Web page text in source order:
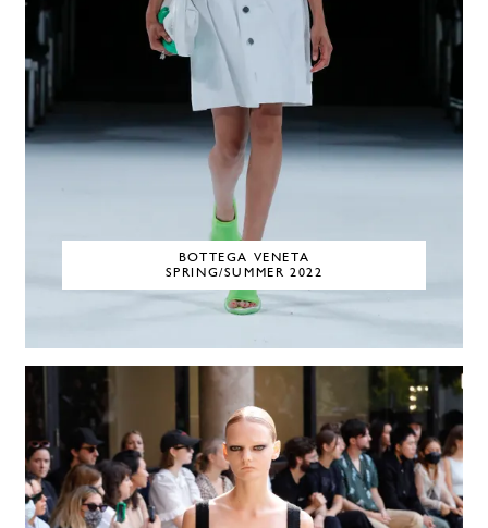
BOTTEGA VENETA
SPRING/SUMMER 2022